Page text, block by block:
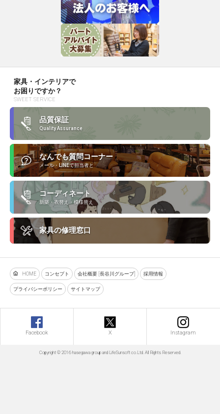
家具・インテリアで
お困りですか？
SWEET SERVICE
品質保証
Quality Assurance
なんでも質問コーナー
メール・LINEで担当者と
コーディネート
新築・衣替え・模様替え
家具の修理窓口
HOME コンセプト 会社概要 [長谷川グループ] 採用情報
プライバシーポリシー サイトマップ
Facebook X Instagram
Copyright © 2016 hasegawa group and LifeSunsoft co.Ltd. All Rights Reserved.